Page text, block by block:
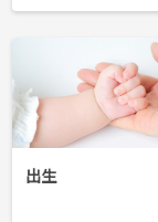
出生